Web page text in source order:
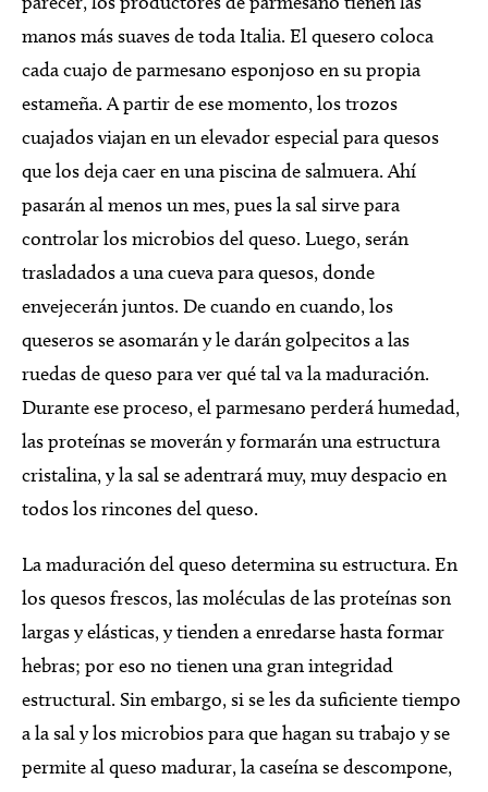
manos más suaves de toda Italia. El quesero coloca
cada cuajo de parmesano esponjoso en su propia
estameña. A partir de ese momento, los trozos
cuajados viajan en un elevador especial para quesos
que los deja caer en una piscina de salmuera. Ahí
pasarán al menos un mes, pues la sal sirve para
controlar los microbios del queso. Luego, serán
trasladados a una cueva para quesos, donde
envejecerán juntos. De cuando en cuando, los
queseros se asomarán y le darán golpecitos a las
ruedas de queso para ver qué tal va la maduración.
Durante ese proceso, el parmesano perderá humedad,
las proteínas se moverán y formarán una estructura
cristalina, y la sal se adentrará muy, muy despacio en
todos los rincones del queso.
La maduración del queso determina su estructura. En
los quesos frescos, las moléculas de las proteínas son
largas y elásticas, y tienden a enredarse hasta formar
hebras; por eso no tienen una gran integridad
estructural. Sin embargo, si se les da suficiente tiempo
a la sal y los microbios para que hagan su trabajo y se
permite al queso madurar, la caseína se descompone,